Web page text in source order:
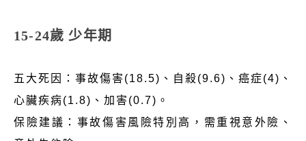
15-24歲 少年期
五大死因：事故傷害(18.5)、自殺(9.6)、癌症(4)、
心臟疾病(1.8)、加害(0.7)。
保險建議：事故傷害風險特別高，需重視意外險、